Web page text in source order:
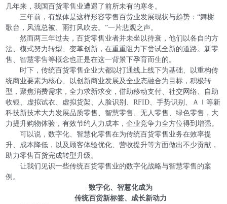
几年来，我国百货零售业遭遇了前所未有的寒冬。
三年前，有媒体是这样形容零售百货业发展现状与趋势：“舞榭
歌台，风流总被、雨打风吹去。”一片悲观之声。
然而两三年过去，百货零售业者并未坐以待衰，他们以各自的方
法、模式努力转型、变革创新，在重重阻力下尝试全新的道路。新零
售、智慧零售等概念也正是在这一背景下孕育而生的。
时下，传统百货零售企业大都以打通线上线下为基础、以重构传
统商业要素为核心、以创新商业发展及全业态融合为目标，积极转
型，聚焦消费需求，全力求新求变，借助移动支付、社交网络、自助
收银、虚拟试衣、虚拟货架、人脸识别、RFID、手势识别、ＡＩ等新
科技新技术大力发展品质零售、智慧零售、无人零售、绿色零售，大
力提升购物体验，有效节约人力成本，企业竞争力全方位得到增强。
可以说，数字化、智慧化零售在为传统百货零售业务在效率提
升、成本降低，以及顾客体验优化、营收提升等方面做出不少贡献，
助力零售百货完成转型升级。
让我们见识一些传统百货零售业的数字化战略与智慧零售的案
例。
数字化、智慧化成为
传统百货新标签、成长新动力